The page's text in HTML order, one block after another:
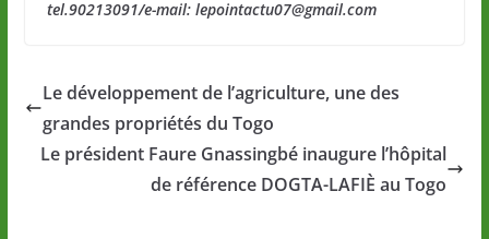
tel.90213091/e-mail: lepointactu07@gmail.com
Le développement de l’agriculture, une des
grandes propriétés du Togo
Le président Faure Gnassingbé inaugure l’hôpital
de référence DOGTA-LAFIÈ au Togo